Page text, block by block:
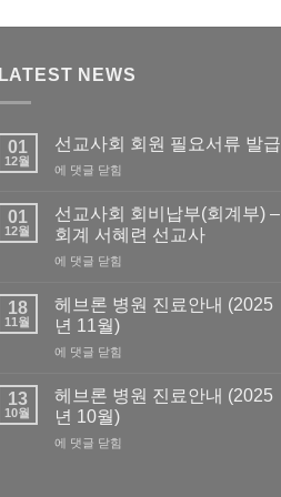
LATEST NEWS
01
12월
선교사회 회원 필요서류 발급
선
사
회
회
원
요
서
류
발
에 댓글 닫힘
01
12월
선교사회 회비납부(회계부) –
회계 서혜련 선교사
선
사
회
회
비
부
(회
계
부)
에 댓글 닫힘
18
11월
헤브론 병원 진료안내 (2025
년 11월)
헤
론
병
원
진
에 댓글 닫힘
13
10월
헤브론 병원 진료안내 (2025
년 10월)
헤
에 댓글 닫힘